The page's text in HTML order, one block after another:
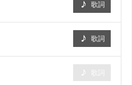
歌詞
歌詞